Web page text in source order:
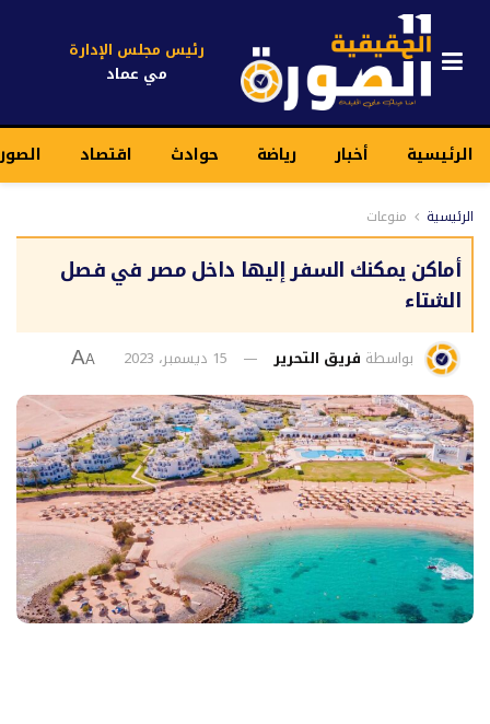
رئيس مجلس الإدارة
مي عماد
الرئيسية أخبار رياضة حوادث اقتصاد
الرئيسية منوعات
أماكن يمكنك السفر إليها داخل مصر في فصل
الشتاء
بواسطة فريق التحرير 15 ديسمبر، 2023 A
A